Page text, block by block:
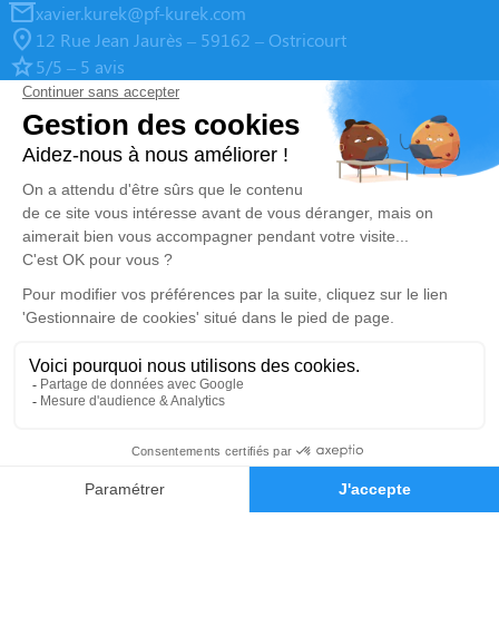
Demande de devis
xavier.kurek@pf-kurek.com
12 Rue Jean Jaurès – 59162 – Ostricourt
5/5 – 5 avis
Pompes Funèbres Xavier Kurek – Hénin-Beaumont
03 67 72 41 33
268 Rue Montpencher – 62110 – Hénin-Beaumont
4.5/5 – 10 avis
Pompes Funèbres Xavier Kurek – Oignies
03 67 72 41 35
3, Rue Pasteur – 62590 – Oignies
4.9/5 – 136 avis
Nos Services
Demande de rendez-vous en